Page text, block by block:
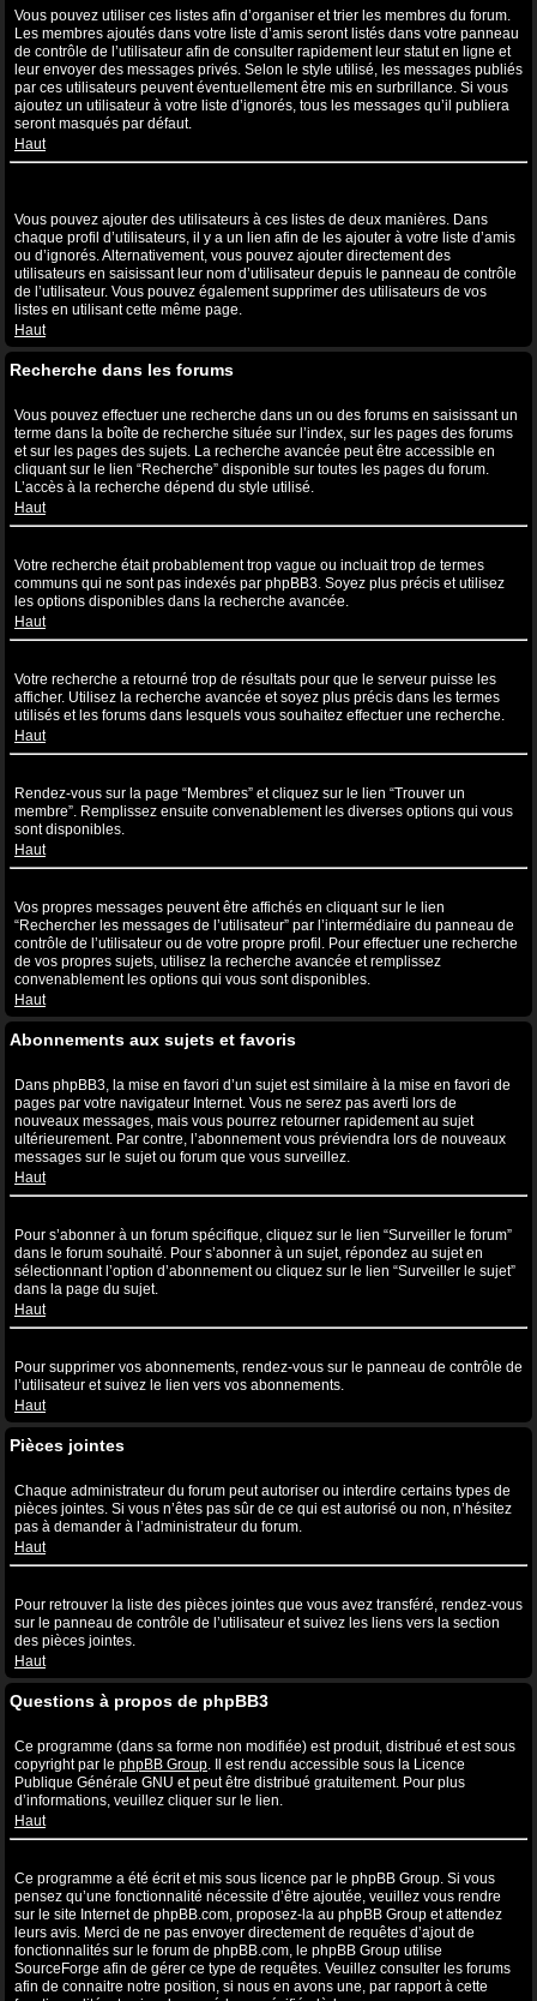
Vous pouvez utiliser ces listes afin d’organiser et trier les membres du forum.
Les membres ajoutés dans votre liste d’amis seront listés dans votre panneau
de contrôle de l’utilisateur afin de consulter rapidement leur statut en ligne et
leur envoyer des messages privés. Selon le style utilisé, les messages publiés
par ces utilisateurs peuvent éventuellement être mis en surbrillance. Si vous
ajoutez un utilisateur à votre liste d’ignorés, tous les messages qu’il publiera
seront masqués par défaut.
Haut
Vous pouvez ajouter des utilisateurs à ces listes de deux manières. Dans
chaque profil d’utilisateurs, il y a un lien afin de les ajouter à votre liste d’amis
ou d’ignorés. Alternativement, vous pouvez ajouter directement des
utilisateurs en saisissant leur nom d’utilisateur depuis le panneau de contrôle
de l’utilisateur. Vous pouvez également supprimer des utilisateurs de vos
listes en utilisant cette même page.
Haut
Recherche dans les forums
Vous pouvez effectuer une recherche dans un ou des forums en saisissant un
terme dans la boîte de recherche située sur l’index, sur les pages des forums
et sur les pages des sujets. La recherche avancée peut être accessible en
cliquant sur le lien “Recherche” disponible sur toutes les pages du forum.
L’accès à la recherche dépend du style utilisé.
Haut
Votre recherche était probablement trop vague ou incluait trop de termes
communs qui ne sont pas indexés par phpBB3. Soyez plus précis et utilisez
les options disponibles dans la recherche avancée.
Haut
Votre recherche a retourné trop de résultats pour que le serveur puisse les
afficher. Utilisez la recherche avancée et soyez plus précis dans les termes
utilisés et les forums dans lesquels vous souhaitez effectuer une recherche.
Haut
Rendez-vous sur la page “Membres” et cliquez sur le lien “Trouver un
membre”. Remplissez ensuite convenablement les diverses options qui vous
sont disponibles.
Haut
Vos propres messages peuvent être affichés en cliquant sur le lien
“Rechercher les messages de l’utilisateur” par l’intermédiaire du panneau de
contrôle de l’utilisateur ou de votre propre profil. Pour effectuer une recherche
de vos propres sujets, utilisez la recherche avancée et remplissez
convenablement les options qui vous sont disponibles.
Haut
Abonnements aux sujets et favoris
Dans phpBB3, la mise en favori d’un sujet est similaire à la mise en favori de
pages par votre navigateur Internet. Vous ne serez pas averti lors de
nouveaux messages, mais vous pourrez retourner rapidement au sujet
ultérieurement. Par contre, l’abonnement vous préviendra lors de nouveaux
messages sur le sujet ou forum que vous surveillez.
Haut
Pour s’abonner à un forum spécifique, cliquez sur le lien “Surveiller le forum”
dans le forum souhaité. Pour s’abonner à un sujet, répondez au sujet en
sélectionnant l’option d’abonnement ou cliquez sur le lien “Surveiller le sujet”
dans la page du sujet.
Haut
Pour supprimer vos abonnements, rendez-vous sur le panneau de contrôle de
l’utilisateur et suivez le lien vers vos abonnements.
Haut
Pièces jointes
Chaque administrateur du forum peut autoriser ou interdire certains types de
pièces jointes. Si vous n’êtes pas sûr de ce qui est autorisé ou non, n’hésitez
pas à demander à l’administrateur du forum.
Haut
Pour retrouver la liste des pièces jointes que vous avez transféré, rendez-vous
sur le panneau de contrôle de l’utilisateur et suivez les liens vers la section
des pièces jointes.
Haut
Questions à propos de phpBB3
Ce programme (dans sa forme non modifiée) est produit, distribué et est sous
copyright par le phpBB Group. Il est rendu accessible sous la Licence
Publique Générale GNU et peut être distribué gratuitement. Pour plus
d’informations, veuillez cliquer sur le lien.
Haut
Ce programme a été écrit et mis sous licence par le phpBB Group. Si vous
pensez qu’une fonctionnalité nécessite d’être ajoutée, veuillez vous rendre
sur le site Internet de phpBB.com, proposez-la au phpBB Group et attendez
leurs avis. Merci de ne pas envoyer directement de requêtes d’ajout de
fonctionnalités sur le forum de phpBB.com, le phpBB Group utilise
SourceForge afin de gérer ce type de requêtes. Veuillez consulter les forums
afin de connaitre notre position, si nous en avons une, par rapport à cette